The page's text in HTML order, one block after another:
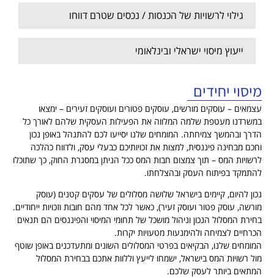
גילוי לרשויות של הכנסות / נכסים שטרם דווחו
ייעוץ מיסוי ישראלי ובינלאומי
מיסוי יחידים
עצמאים – עוסקים מורשים, עוסקים פטורים ועוסקים זעירים – ימצאו
במשרדנו מעטפת שלמה המלווה את הפעילות העסקית שלהם לאורך כל
הדרך ובהמשך צמיחתה. המומחים שלנו יסייעו לכם להתנהל באופן נכון
וחכם מבחינה פיננסית, למצות את זכויותיכם כבעלי עסק, ולדווח כהלכה
לרשויות המס – תוך צמצום חבות המס ככל הניתן במסגרת החוק, כך שתוכלו
להתמקד בפיתוח העסק ובהצלחתו.
נכון להיום, קיימים בישראל שלושה מסלולים של עסקים קטנים (עוסק
מורשה, עוסק פטור ועוסק זעיר), כאשר לכל אחד מהם חובות וזכויות ייחודיים.
בחירת המסלול הנכון וניהול מושכל של תחומי המיסוי והפיננסים הם תנאים
הכרחיים לצמיחה ולהימנעות מטעויות יקרות.
המומחים שלנו, הבקיאים בפרטי המסלולים השונים ומתעדכנים באופן שוטף
מול רשויות המס בישראל, ישמחו לייעץ וללוות אתכם בבחירת המסלול
המתאים ביותר לעסק שלכם.